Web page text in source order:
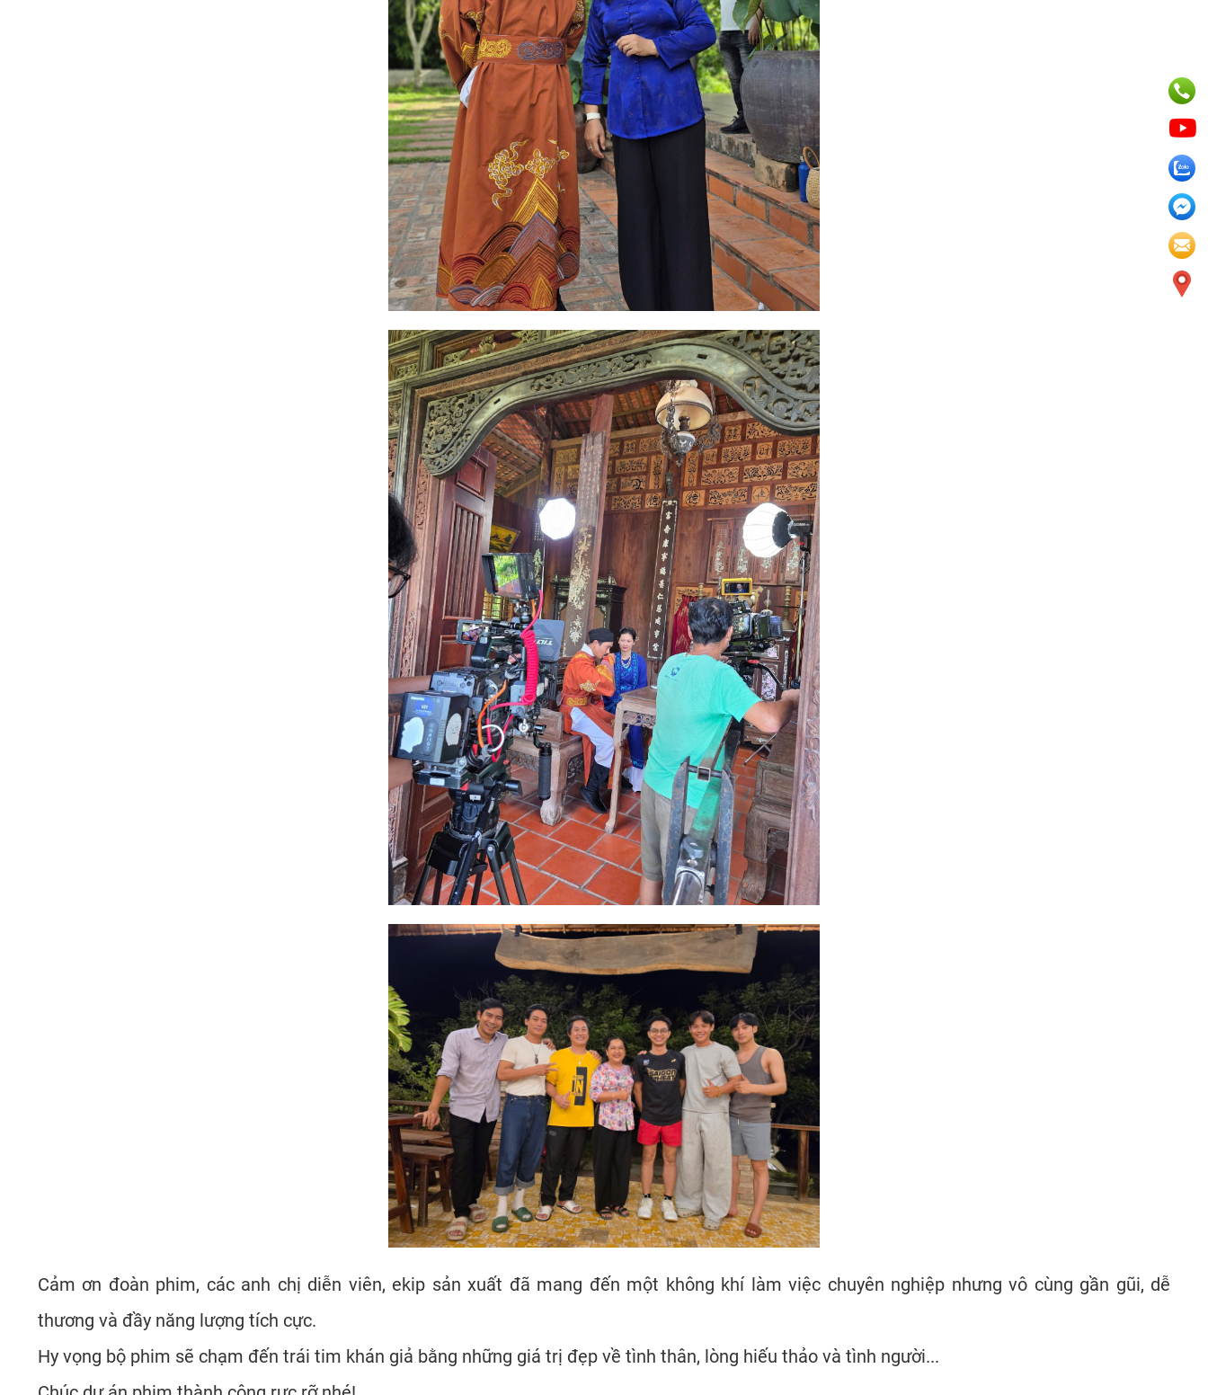
Cảm ơn đoàn phim, các anh chị diễn viên, ekip sản xuất đã mang đến một không khí làm việc chuyên nghiệp nhưng vô cùng gần gũi, dễ
thương và đầy năng lượng tích cực.
Hy vọng bộ phim sẽ chạm đến trái tim khán giả bằng những giá trị đẹp về tình thân, lòng hiếu thảo và tình người...